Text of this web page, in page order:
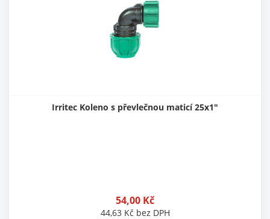
Irritec Koleno s převlečnou maticí 25x1"
54,00 Kč
44,63 Kč bez DPH